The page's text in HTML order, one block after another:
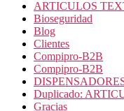
ARTICULOS
Bioseguridad
Blog
Clientes
Compipro-B2B
Compipro-B2B
Duplicado:
Gracias